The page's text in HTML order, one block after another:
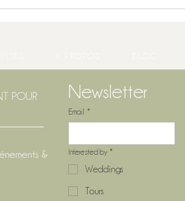
POUR
&
Newsletter
Email *
Interested by *
Weddings
Tours